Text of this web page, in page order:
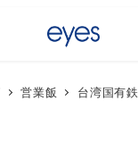
営業飯 台湾国有